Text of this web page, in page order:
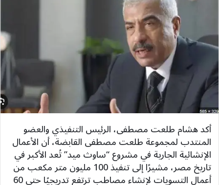
أكد هشام طلعت مصطفى، الرئيس التنفيذي والعضو
المنتدب لمجموعة طلعت مصطفى القابضة، أن الأعمال
الإنشائية الجارية في مشروع “ساوث ميد” تُعد الأكبر في
تاريخ مصر، مشيرًا إلى تنفيذ 100 مليون متر مكعب من
أعمال التسويات لإنشاء مصاطب ترتفع تدريجيًا حتى 60